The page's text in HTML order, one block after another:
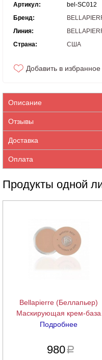
Артикул:
bel-SC012
Бренд:
Линия:
Страна:
США
Добавить в избранное
Описание
Отзывы
Доставка
Оплата
Продукты одной
Bellapierre (Беллапьер)
Маскирующая крем-база
(Makeup Base Cream), 5 г.
Подробнее
980a